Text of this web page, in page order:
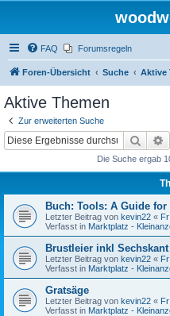
FAQ Forumsregeln
Foren-Übersicht Suche Aktive
Aktive Themen
Zur erweiterten Suche
Suche
Die Suche ergab
Buch: Tools: A Guide
Letzter Beitrag von kevin22 «
Verfasst in Marktplatz -
Brustleier inkl
Letzter Beitrag von kevin22 «
Verfasst in Marktplatz -
Gratsäge
Letzter Beitrag von kevin22 «
Verfasst in Marktplatz -